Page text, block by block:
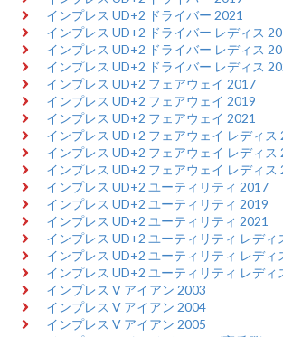
インプレス UD+2 ドライバー 2021
インプレス UD+2 ドライバー レディス
インプレス UD+2 ドライバー レディス
インプレス UD+2 ドライバー レディス
インプレス UD+2 フェアウェイ 2017
インプレス UD+2 フェアウェイ 2019
インプレス UD+2 フェアウェイ 2021
インプレス UD+2 フェアウェイ レディス
インプレス UD+2 フェアウェイ レディス
インプレス UD+2 フェアウェイ レディス
インプレス UD+2 ユーティリティ 2017
インプレス UD+2 ユーティリティ 2019
インプレス UD+2 ユーティリティ 2021
インプレス UD+2 ユーティリティ レディ
インプレス UD+2 ユーティリティ レディ
インプレス UD+2 ユーティリティ レディ
インプレス V アイアン 2003
インプレス V アイアン 2004
インプレス V アイアン 2005